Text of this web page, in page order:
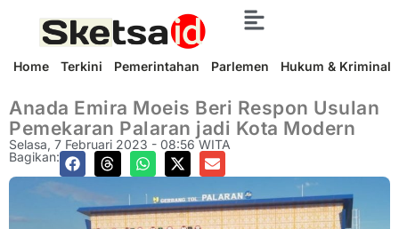
Home Terkini Pemerintahan Parlemen Hukum & Kriminal
Anada Emira Moeis Beri Respon Usulan
Pemekaran Palaran jadi Kota Modern
Selasa, 7 Februari 2023 - 08:56 WITA
Bagikan: